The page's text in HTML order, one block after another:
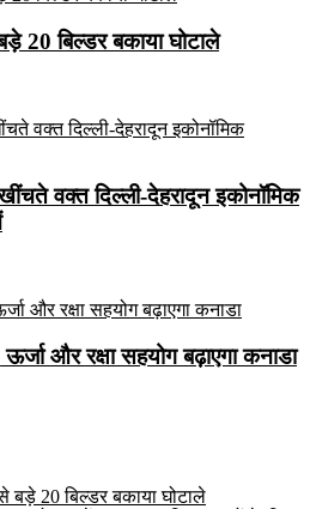
20 बिल्डर बकाया घोटाले
वक्त दिल्ली-देहरादून इकोनॉमिक
और रक्षा सहयोग बढ़ाएगा कनाडा
बड़े 20 बिल्डर बकाया घोटाले